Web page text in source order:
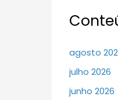
agosto
julho 2026
junho 2026